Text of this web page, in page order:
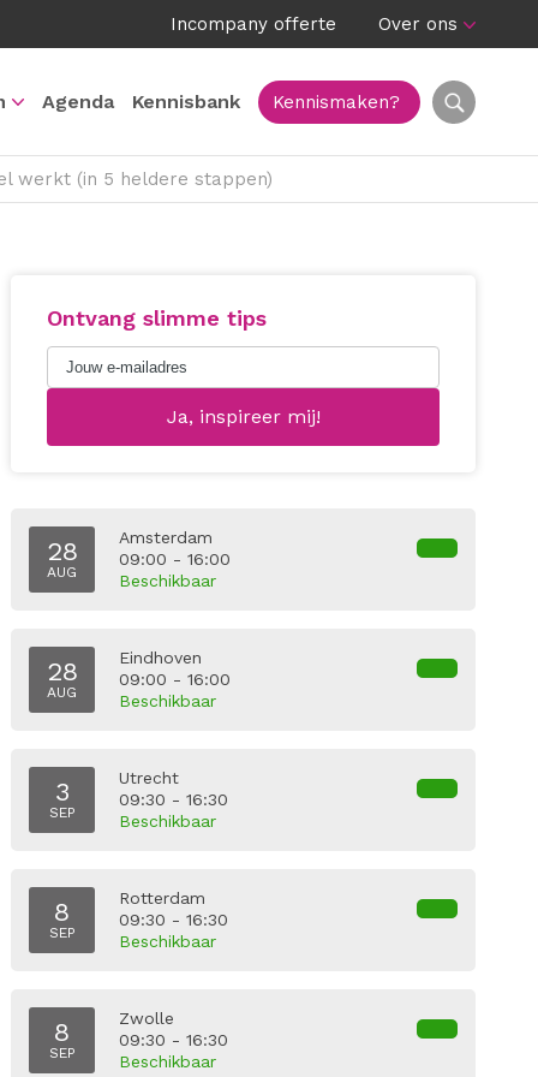
Incompany offerte Over ons
Agenda Kennisbank Kennismaken?
werkt (in 5 heldere stappen)
Ontvang slimme tips
28
AUG
Amsterdam
09:00 - 16:00
Beschikbaar
28
AUG
Eindhoven
09:00 - 16:00
Beschikbaar
3
SEP
Utrecht
09:30 - 16:30
Beschikbaar
8
SEP
Rotterdam
09:30 - 16:30
Beschikbaar
8
SEP
Zwolle
09:30 - 16:30
Beschikbaar